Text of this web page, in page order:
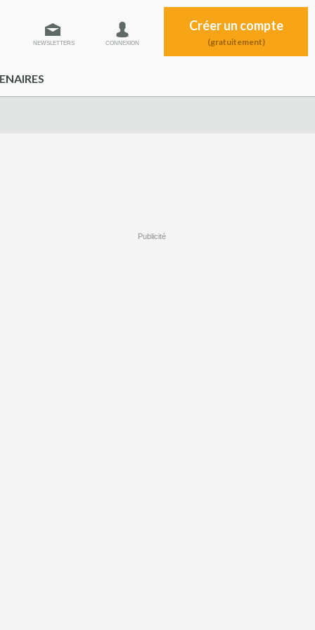
NEWSLETTERS CONNEXION
Créer un compte
(gratuitement)
Publicité